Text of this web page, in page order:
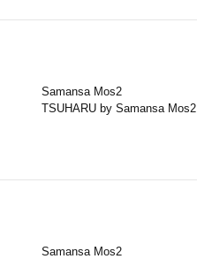
Samansa Mos2
TSUHARU by Samansa Mos2
Samansa Mos2